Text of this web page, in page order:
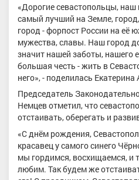
«Дорогие севастопольцы,
самый лучший на Земле,
город - форпост России на её
мужества, славы. Наш город
значит нашей заботы, нашего
большая честь - жить в
него», - поделилась Екатерина
Председатель
Немцев отметил, что
отстаивать, оберегать и
«С днём рождения,
красавец у самого синего
мы гордимся, восхищаемся, и
любим. Так будем же